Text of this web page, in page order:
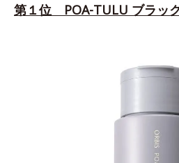
第１位 POA-TULU ブラッ